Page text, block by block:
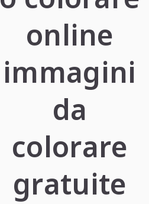
online
immagini
da
colorare
gratuite